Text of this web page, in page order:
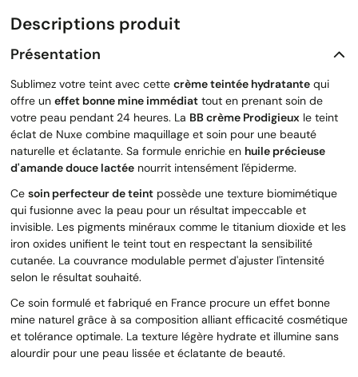
Descriptions produit
Présentation
Sublimez votre teint avec cette crème teintée hydratante qui
offre un effet bonne mine immédiat tout en prenant soin de
votre peau pendant 24 heures. La BB crème Prodigieux le teint
éclat de Nuxe combine maquillage et soin pour une beauté
naturelle et éclatante. Sa formule enrichie en huile précieuse
d'amande douce lactée nourrit intensément l'épiderme.
Ce soin perfecteur de teint possède une texture biomimétique
qui fusionne avec la peau pour un résultat impeccable et
invisible. Les pigments minéraux comme le titanium dioxide et les
iron oxides unifient le teint tout en respectant la sensibilité
cutanée. La couvrance modulable permet d'ajuster l'intensité
selon le résultat souhaité.
Ce soin formulé et fabriqué en France procure un effet bonne
mine naturel grâce à sa composition alliant efficacité cosmétique
et tolérance optimale. La texture légère hydrate et illumine sans
alourdir pour une peau lissée et éclatante de beauté.